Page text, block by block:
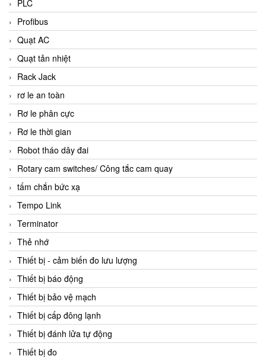
PLC
Profibus
Quạt AC
Quạt tản nhiệt
Rack Jack
rơ le an toàn
Rơ le phân cực
Rơ le thời gian
Robot tháo dây đai
Rotary cam switches/ Công tắc cam quay
tấm chắn bức xạ
Tempo Link
Terminator
Thẻ nhớ
Thiết bị - cảm biến đo lưu lượng
Thiết bị báo động
Thiết bị bảo vệ mạch
Thiết bị cấp đông lạnh
Thiết bị đánh lửa tự động
Thiết bị đo